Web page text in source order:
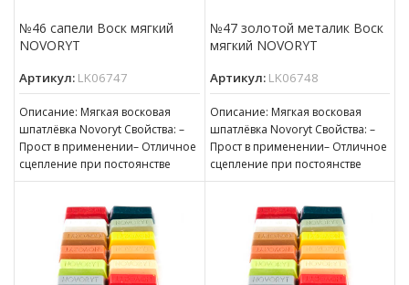
№46 сапели Воск мягкий
NOVORYT
Артикул: LK06747
Описание: Мягкая восковая
шпатлёвка Novoryt Свойства: –
Прост в применении– Отличное
сцепление при постоянстве
консистенции– Готов к
№47 золотой металик Воск
мягкий NOVORYT
Артикул: LK06748
Описание: Мягкая восковая
шпатлёвка Novoryt Свойства: –
Прост в применении– Отличное
сцепление при постоянстве
консистенции– Готов к